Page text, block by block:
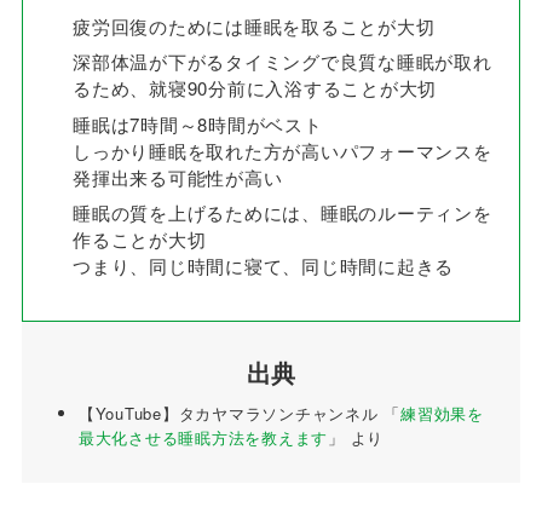
疲労回復のためには睡眠を取ることが大切
深部体温が下がるタイミングで良質な睡眠が取れ
るため、就寝90分前に入浴することが大切
睡眠は7時間～8時間がベスト
しっかり睡眠を取れた方が高いパフォーマンスを
発揮出来る可能性が高い
睡眠の質を上げるためには、睡眠のルーティンを
作ることが大切
つまり、同じ時間に寝て、同じ時間に起きる
出典
【YouTube】タカヤマラソンチャンネル 「練習効果を
最大化させる睡眠方法を教えます 」 より